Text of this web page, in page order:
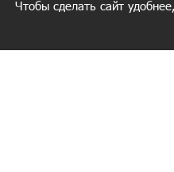
Чтобы сделать сайт